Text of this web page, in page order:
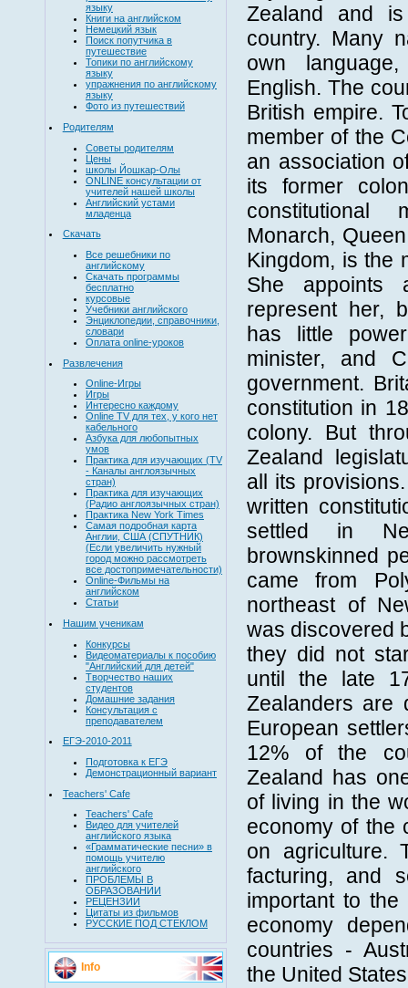
языку
Книги на английском
Немецкий язык
Поиск попутчика в
путешествие
Топики по английскому
языку
упражнения по английскому
языку
Фото из путешествий
Родителям
Советы родителям
Цены
школы Йошкар-Олы
ONLINE консультации от
учителей нашей школы
Английский устами
младенца
Скачать
Все решебники по
английскому
Скачать программы
бесплатно
курсовые
Учебники английского
Энциклопедии, справочники,
словари
Оплата online-уроков
Развлечения
Online-Игры
Игры
Интересно каждому
Online TV для тех, у кого нет
кабельного
Азбука для любопытных
умов
Практика для изучающих (TV
- Каналы англоязычных
стран)
Практика для изучающих
(Радио англоязычных стран)
Практика New York Times
Самая подробная карта
Англии, США (СПУТНИК)
(Если увеличить нужный
город можно рассмотреть
все достопримечательности)
Online-Фильмы на
английском
Статьи
Нашим ученикам
Конкурсы
Видеоматериалы к пособию
"Английский для детей"
Творчество наших
студентов
Домашние задания
Консультация с
преподавателем
ЕГЭ-2010-2011
Подготовка к ЕГЭ
Демонстрационный вариант
Teachers' Cafe
Teachers' Cafe
Видео для учителей
английского языка
«Грамматические песни» в
помощь учителю
английского
ПРОБЛЕМЫ В
ОБРАЗОВАНИИ
РЕЦЕНЗИИ
Цитаты из фильмов
РУССКИЕ ПОД СТЕКЛОМ
Info
Zealand and
country. Many
own
English. The
British empire.
member of the
an association
its former
constitutional
Monarch,
Kingdom, is the
She appoints
represent her,
has little
minister, and
government.
constitution in
colony. But
Zealand
all its
written
settled in
brownskinned
came from
northeast of
was discovered
they did not
until the late
Zealanders are
European
12% of the
Zealand has
of living in the
economy of the
on agriculture.
facturing, and
important to the
economy
countries -
the United